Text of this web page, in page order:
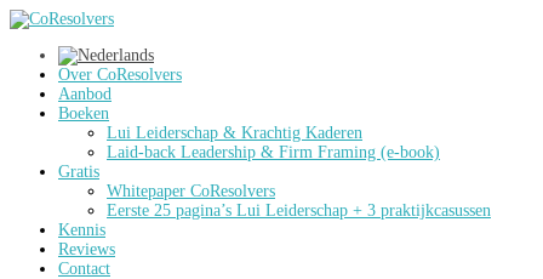
Over CoResolvers
Aanbod
Boeken
Lui Leiderschap & Krachtig Kaderen
Laid-back Leadership & Firm Framing (e-book)
Gratis
Whitepaper CoResolvers
Eerste 25 pagina’s Lui Leiderschap + 3 praktijkcasussen
Kennis
Reviews
Contact